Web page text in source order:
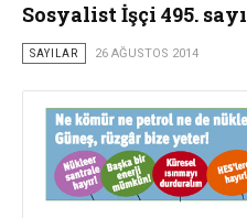
Sosyalist İşçi 495. sayı
SAYILAR 26 AĞUSTOS 2014